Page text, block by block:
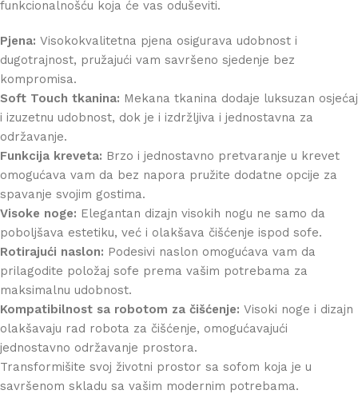
funkcionalnošću koja će vas oduševiti.
Pjena: Visokokvalitetna pjena osigurava udobnost i
dugotrajnost, pružajući vam savršeno sjedenje bez
kompromisa.
Soft Touch tkanina: Mekana tkanina dodaje luksuzan osjećaj
i izuzetnu udobnost, dok je i izdržljiva i jednostavna za
održavanje.
Funkcija kreveta: Brzo i jednostavno pretvaranje u krevet
omogućava vam da bez napora pružite dodatne opcije za
spavanje svojim gostima.
Visoke noge: Elegantan dizajn visokih nogu ne samo da
poboljšava estetiku, već i olakšava čišćenje ispod sofe.
Rotirajući naslon: Podesivi naslon omogućava vam da
prilagodite položaj sofe prema vašim potrebama za
maksimalnu udobnost.
Kompatibilnost sa robotom za čišćenje: Visoki noge i dizajn
olakšavaju rad robota za čišćenje, omogućavajući
jednostavno održavanje prostora.
Transformišite svoj životni prostor sa sofom koja je u
savršenom skladu sa vašim modernim potrebama.